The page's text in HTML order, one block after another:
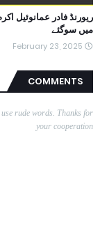
ریورنڈ فادر عمانوئیل
میں سوگئے
February 23, 2025
COMMENTS
rude words. Thanks for
your cooperation